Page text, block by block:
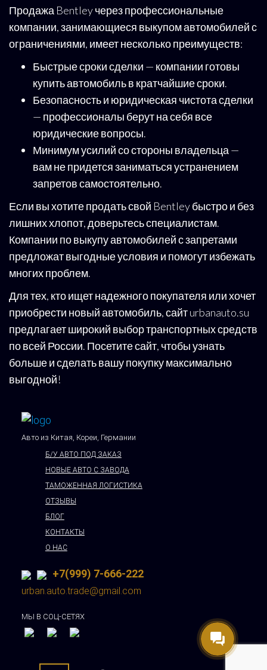
Продажа Bentley через профессиональные
компании, занимающиеся выкупом автомобилей с
ограничениями, имеет несколько преимуществ:
Быстрые сроки сделки — компании готовы
купить автомобиль в кратчайшие сроки.
Безопасность и юридическая чистота сделки
— профессионалы берут на себя все
юридические вопросы.
Минимум усилий со стороны владельца —
вам не придется заниматься устранением
запретов самостоятельно.
Если вы хотите продать свой Bentley быстро и без
лишних хлопот, доверьтесь специалистам.
Компании по выкупу автомобилей с запретами
предложат выгодные условия и помогут избежать
многих проблем.
Для тех, кто ищет надежного покупателя или хочет
приобрести новый автомобиль, сайт urbanauto.su
предлагает широкий выбор транспортных средств
по всей России. Посетите сайт, чтобы узнать
больше и сделать вашу покупку максимально
выгодной!
Авто из Китая, Кореи, Германии
Б/У АВТО ПОД ЗАКАЗ
НОВЫЕ АВТО С ЗАВОДА
ТАМОЖЕННАЯ ЛОГИСТИКА
ОТЗЫВЫ
БЛОГ
КОНТАКТЫ
О НАС
+7(999) 7-666-222
urban.auto.trade@gmail.com
МЫ В СОЦ-СЕТЯХ